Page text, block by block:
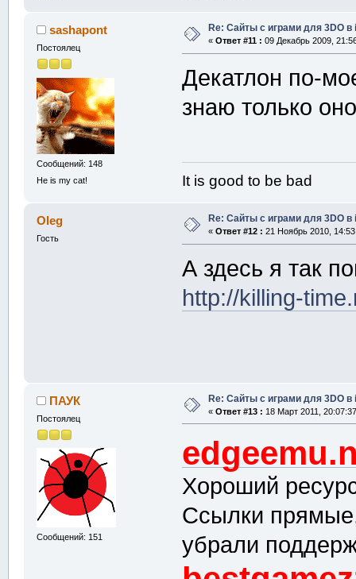
sashapont
Постоялец
Сообщений: 148
He is my cat!
Re: Сайты с играми для 3DO
« Ответ #11 : 09 Декабрь 2009,
Декатлон по-
знаю только
It is good to be bad
Oleg
Гость
Re: Сайты с играми для 3DO
« Ответ #12 : 21 Ноябрь 2010,
А здесь я так
http://killing-
ПАУК
Постоялец
Сообщений: 151
Re: Сайты с играми для 3DO
« Ответ #13 : 18 Март 2011,
Хороший
Ссылки
убрали